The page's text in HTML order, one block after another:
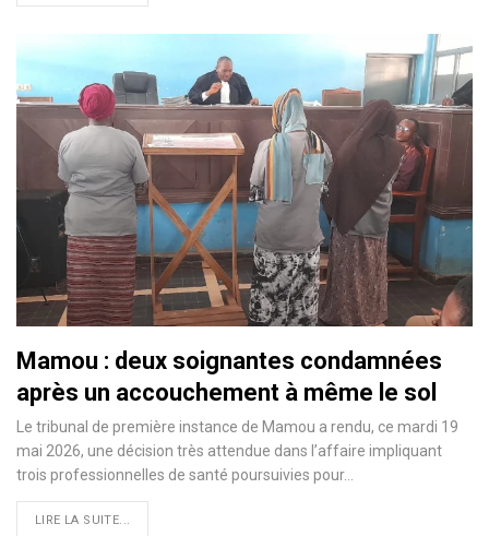
Mamou : deux soignantes condamnées
après un accouchement à même le sol
Le tribunal de première instance de Mamou a rendu, ce mardi 19
mai 2026, une décision très attendue dans l’affaire impliquant
trois professionnelles de santé poursuivies pour…
LIRE LA SUITE...